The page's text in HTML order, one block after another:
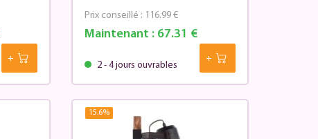
Maintenant :67.31 €
Prix conseillé : 116.99 €
2 - 4 jours ouvrables
15.6%